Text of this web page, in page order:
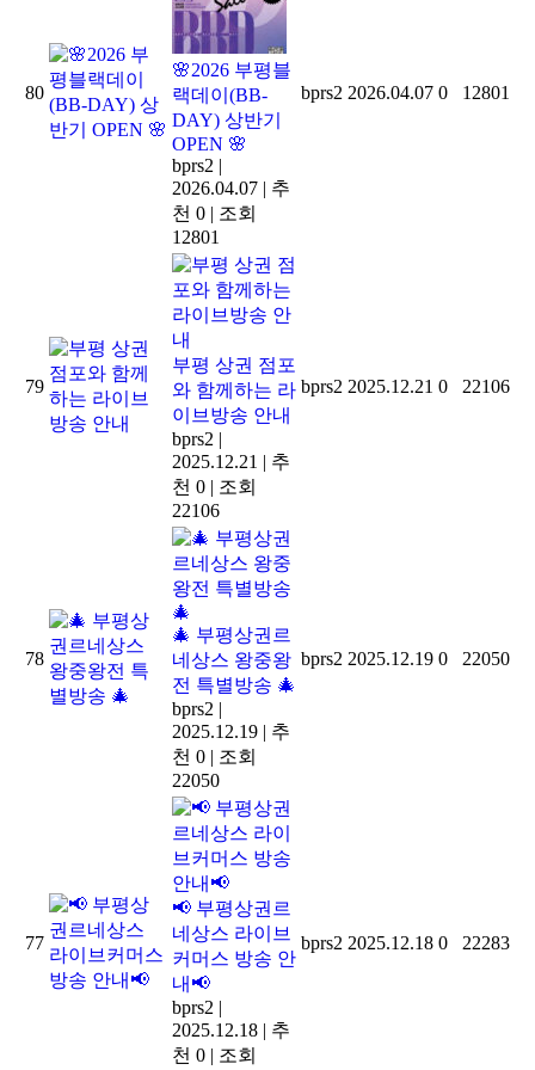
2026 부평블
랙데이(BB-
DAY) 상반기
OPEN
bprs2 |
2026.04.07
천 0 | 조회
12801
부평 상권 점포
와 함께하는 라
이브방송 안내
bprs2 |
2025.12.21
천 0 | 조회
22106
78
네상스 왕중왕
전 특별방송
bprs2
2025.12.19
추
천 0
조회
22050
bprs2 2025.12.19 0 22050
77
부평상권르
네상스 라이브
커머스 방송 안
내
bprs2
2025.12.18
추
천 0
조회
bprs2 2025.12.18 0 22283